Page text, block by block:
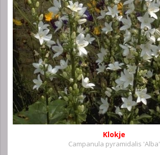
Klokje
Campanula pyramidalis 'Alba'